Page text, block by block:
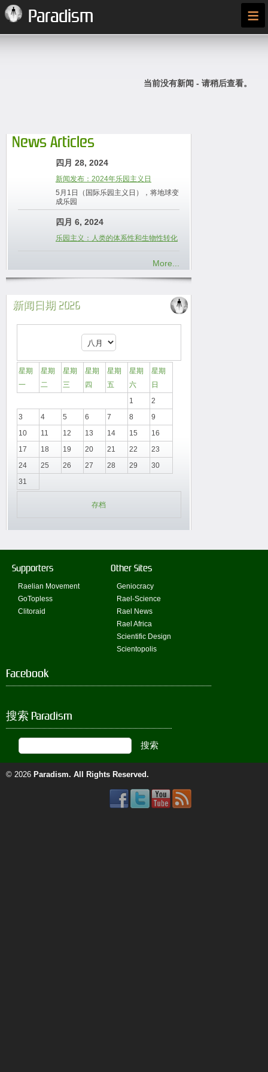
Paradism ≡
当前没有新闻 - 请稍后查看。
News Articles
四月 28, 2024
新闻发布：2024年乐园主义日
5月1日（国际乐园主义日），将地球变
成乐园
四月 6, 2024
乐园主义：人类的体系性和生物性转化
More...
新闻日期 2026
星期
一
星期
二
星期
三
星期
四
星期
五
星期
六
星期
日
1
2
3
4 5 6 7 8
9
10
11 12 13 14 15
16
17
18 19 20 21 22
23
24
25 26 27 28 29
30
31
存档
Supporters
Raelian Movement
GoTopless
Clitoraid
Other Sites
Geniocracy
Rael-Science
Rael News
Rael Africa
Scientific Design
Scientopolis
Facebook
搜索 Paradism
© 2026 Paradism. All Rights Reserved.